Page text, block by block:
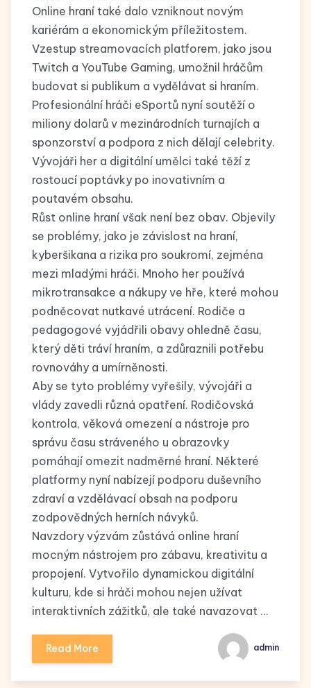
Online hraní také dalo vzniknout novým
kariérám a ekonomickým příležitostem.
Vzestup streamovacích platforem, jako jsou
Twitch a YouTube Gaming, umožnil hráčům
budovat si publikum a vydělávat si hraním.
Profesionální hráči eSportů nyní soutěží o
miliony dolarů v mezinárodních turnajích a
sponzorství a podpora z nich dělají celebrity.
Vývojáři her a digitální umělci také těží z
rostoucí poptávky po inovativním a
poutavém obsahu.
Růst online hraní však není bez obav. Objevily
se problémy, jako je závislost na hraní,
kyberšikana a rizika pro soukromí, zejména
mezi mladými hráči. Mnoho her používá
mikrotransakce a nákupy ve hře, které mohou
podněcovat nutkavé utrácení. Rodiče a
pedagogové vyjádřili obavy ohledně času,
který děti tráví hraním, a zdůraznili potřebu
rovnováhy a umírněnosti.
Aby se tyto problémy vyřešily, vývojáři a
vlády zavedli různá opatření. Rodičovská
kontrola, věková omezení a nástroje pro
správu času stráveného u obrazovky
pomáhají omezit nadměrné hraní. Některé
platformy nyní nabízejí podporu duševního
zdraví a vzdělávací obsah na podporu
zodpovědných herních návyků.
Navzdory výzvám zůstává online hraní
mocným nástrojem pro zábavu, kreativitu a
propojení. Vytvořilo dynamickou digitální
kulturu, kde si hráči mohou nejen užívat
interaktivních zážitků, ale také navazovat …
Read More admin